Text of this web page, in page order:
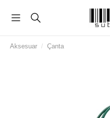
Aksesuar / Çanta